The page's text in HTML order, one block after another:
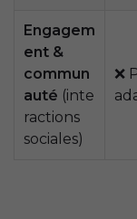
Engagem
ent &
commun
auté (inte
ractions
sociales)
❌